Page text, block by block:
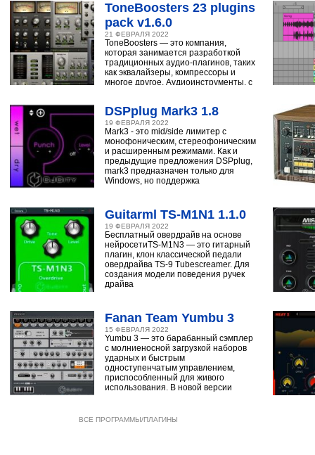
ToneBoosters 23 plugins
pack v1.6.0
21 ФЕВРАЛЯ 2022
ToneBoosters — это компания,
которая занимается разработкой
традиционных аудио-плагинов, таких
как эквалайзеры, компрессоры и
многое другое. Аудиоинструменты, с
DSPplug Mark3 1.8
19 ФЕВРАЛЯ 2022
Mark3 - это mid/side лимитер с
монофоническим, стереофоническим
и расширенным режимами. Как и
предыдущие предложения DSPplug,
mark3 предназначен только для
Windows, но поддержка
Guitarml TS-M1N1 1.1.0
19 ФЕВРАЛЯ 2022
Бесплатный овердрайв на основе
нейросетиTS-M1N3 — это гитарный
плагин, клон классической педали
овердрайва TS-9 Tubescreamer. Для
создания модели поведения ручек
драйва
Fanan Team Yumbu 3
15 ФЕВРАЛЯ 2022
Yumbu 3 — это барабанный сэмплер
с молниеносной загрузкой наборов
ударных и быстрым
одноступенчатым управлением,
приспособленный для живого
использования. В новой версии
ВСЕ ПРОГРАММЫ/ПЛАГИНЫ